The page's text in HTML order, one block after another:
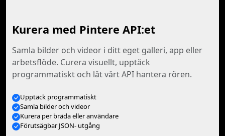
Kurera med Pintere API:et
Samla bilder och videor i ditt eget galleri, app eller
arbetsflöde. Curera visuellt, upptäck
programmatiskt och låt vårt API hantera rören.
Upptäck programmatiskt
Samla bilder och videor
Kurera per bräda eller användare
Förutsägbar JSON- utgång